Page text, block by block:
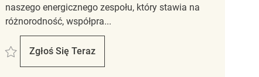
naszego energicznego zespołu, który stawia na
różnorodność, współpra...
Zapisać Retail sales Associate REQ141811
Zgłoś Się Teraz
Retail Sales Associate